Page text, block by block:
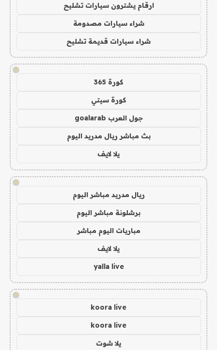
ارقام يشترون سيارات تشليح
شراء سيارات مصدومة
شراء سيارات قديمة تشليح
!
كورة 365
كورة سيتي
جول العرب goalarab
بث مباشر ريال مدريد اليوم
يلا لايف
!
ريال مدريد مباشر اليوم
برشلونة مباشر اليوم
مباريات اليوم مباشر
يلا لايف
yalla live
!
koora live
koora live
يلا شوت